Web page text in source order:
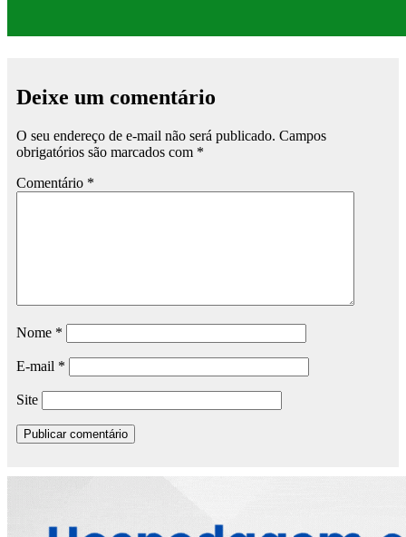
Deixe um comentário
O seu endereço de e-mail não será publicado. Campos
obrigatórios são marcados com *
Comentário *
Nome *
E-mail *
Site